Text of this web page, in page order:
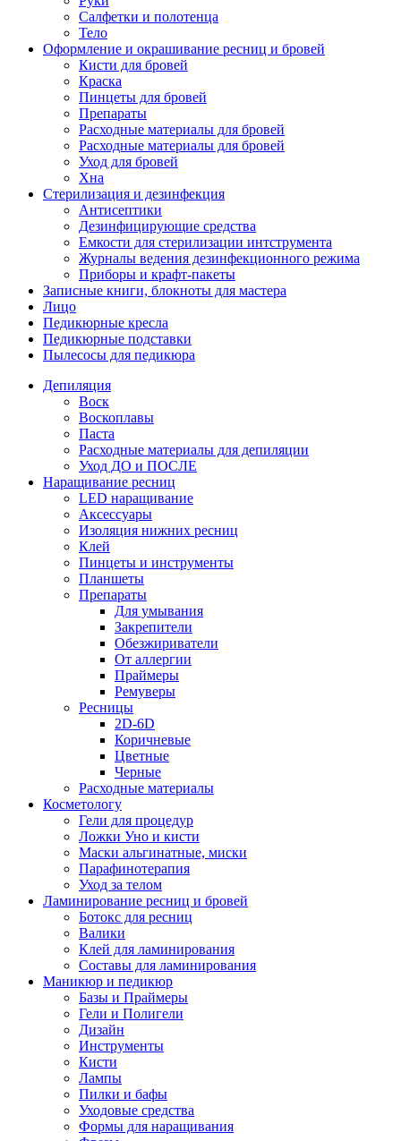
Салфетки и полотенца
Тело
Оформление и окрашивание ресниц и бровей
Кисти для бровей
Краска
Пинцеты для бровей
Препараты
Расходные материалы для бровей
Расходные материалы для бровей
Уход для бровей
Хна
Стерилизация и дезинфекция
Антисептики
Дезинфицирующие средства
Емкости для стерилизации интструмента
Журналы ведения дезинфекционного режима
Приборы и крафт-пакеты
Записные книги, блокноты для мастера
Лицо
Педикюрные кресла
Педикюрные подставки
Пылесосы для педикюра
Депиляция
Воск
Воскоплавы
Паста
Расходные материалы для депиляции
Уход ДО и ПОСЛЕ
Наращивание ресниц
LED наращивание
Аксессуары
Изоляция нижних ресниц
Клей
Пинцеты и инструменты
Планшеты
Препараты
Для умывания
Закрепители
Обезжириватели
От аллергии
Праймеры
Ремуверы
Ресницы
2D-6D
Коричневые
Цветные
Черные
Расходные материалы
Косметологу
Гели для процедур
Ложки Уно и кисти
Маски альгинатные, миски
Парафинотерапия
Уход за телом
Ламинирование ресниц и бровей
Ботокс для ресниц
Валики
Клей для ламинирования
Составы для ламинирования
Маникюр и педикюр
Базы и Праймеры
Гели и Полигели
Дизайн
Инструменты
Кисти
Лампы
Пилки и бафы
Уходовые средства
Формы для наращивания